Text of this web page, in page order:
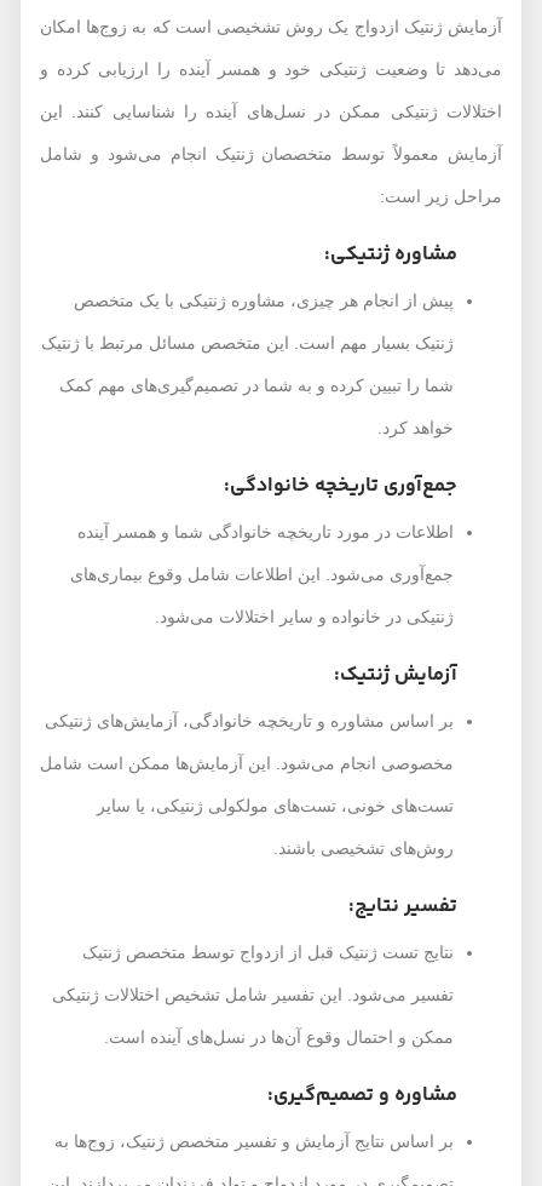
آزمایش ژنتیک ازدواج یک روش تشخیصی است که به زوج‌ها امکان
می‌دهد تا وضعیت ژنتیکی خود و همسر آینده را ارزیابی کرده و
اختلالات ژنتیکی ممکن در نسل‌های آینده را شناسایی کنند. این
آزمایش معمولاً توسط متخصصان ژنتیک انجام می‌شود و شامل
مراحل زیر است:
مشاوره ژنتیکی:
پیش از انجام هر چیزی، مشاوره ژنتیکی با یک متخصص
ژنتیک بسیار مهم است. این متخصص مسائل مرتبط با ژنتیک
شما را تبیین کرده و به شما در تصمیم‌گیری‌های مهم کمک
خواهد کرد.
جمع‌آوری تاریخچه خانوادگی:
اطلاعات در مورد تاریخچه خانوادگی شما و همسر آینده
جمع‌آوری می‌شود. این اطلاعات شامل وقوع بیماری‌های
ژنتیکی در خانواده و سایر اختلالات می‌شود.
آزمایش ژنتیک:
بر اساس مشاوره و تاریخچه خانوادگی، آزمایش‌های ژنتیکی
مخصوصی انجام می‌شود. این آزمایش‌ها ممکن است شامل
تست‌های خونی، تست‌های مولکولی ژنتیکی، یا سایر
روش‌های تشخیصی باشند.
تفسیر نتایج:
نتایج تست ژنتیک قبل از ازدواج توسط متخصص ژنتیک
تفسیر می‌شود. این تفسیر شامل تشخیص اختلالات ژنتیکی
ممکن و احتمال وقوع آن‌ها در نسل‌های آینده است.
مشاوره و تصمیم‌گیری:
بر اساس نتایج آزمایش و تفسیر متخصص ژنتیک، زوج‌ها به